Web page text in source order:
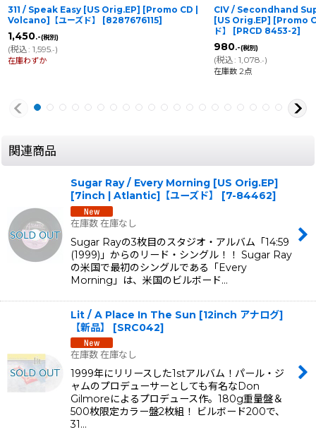
311 / Speak Easy [US Orig.EP] [Promo CD |
Volcano]【ユーズド】
[8287676115]
1,450.-(税別)
(税込: 1,595.-)
在庫わずか
CIV / Secondhand
[US Orig.EP] [Promo
ド】
[PRCD 8453-2]
980.-(税別)
(税込: 1,078 .-)
在庫数 2点
関連商品
Sugar Ray / Every Morning [US Orig.EP]
[7inch | Atlantic]【ユーズド】
[7-84462]
在庫数 在庫なし
Sugar Rayの3枚目のスタジオ・アルバム「14:59
(1999)」からのリード・シングル！！ Sugar Ray
の米国で最初のシングルである「Every
Morning」は、米国のビルボード…
Lit / A Place In The Sun [12inch アナログ]
【新品】
[SRC042]
在庫数 在庫なし
1999年にリリースした1stアルバム！パール・ジ
ャムのプロデューサーとしても有名なDon
Gilmoreによるプロデュース作。180g重量盤＆
500枚限定カラー盤2枚組！ ビルボード200で、
31…